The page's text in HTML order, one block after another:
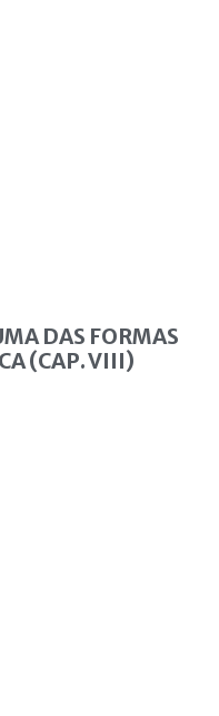
DAS FORMAS
(CAP. VIII)